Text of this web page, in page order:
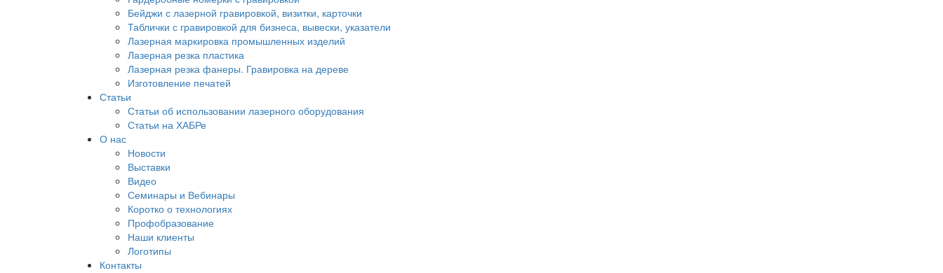
Бейджи с лазерной гравировкой, визитки, карточки
Таблички с гравировкой для бизнеса, вывески, указатели
Лазерная маркировка промышленных изделий
Лазерная резка пластика
Лазерная резка фанеры. Гравировка на дереве
Изготовление печатей
Статьи
Статьи об использовании лазерного оборудования
Статьи на ХАБРе
О нас
Новости
Выставки
Видео
Семинары и Вебинары
Коротко о технологиях
Профобразование
Наши клиенты
Логотипы
Контакты